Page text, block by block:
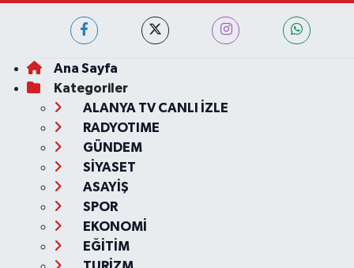
Ana Sayfa
Kategoriler
ALANYA TV CANLI İZLE
RADYOTIME
GÜNDEM
SİYASET
ASAYİŞ
SPOR
EKONOMİ
EĞİTİM